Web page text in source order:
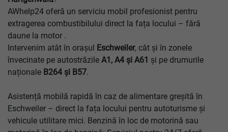
AWhelp24 oferă un serviciu mobil profesionist pentru
extragerea combustibilului direct la fața locului – fără
daune la motor .
Intervenim atât în orașul Eschweiler, cât și în zonele
învecinate pe autostrăzile A1, A4 şi A61 și pe drumurile
naționale B264 şi B57.
Asistență mobilă rapidă în caz de alimentare greșită în
Eschweiler – direct la fața locului pentru autoturisme și
vehicule utilitare mici. Benzină în loc de motorină sau